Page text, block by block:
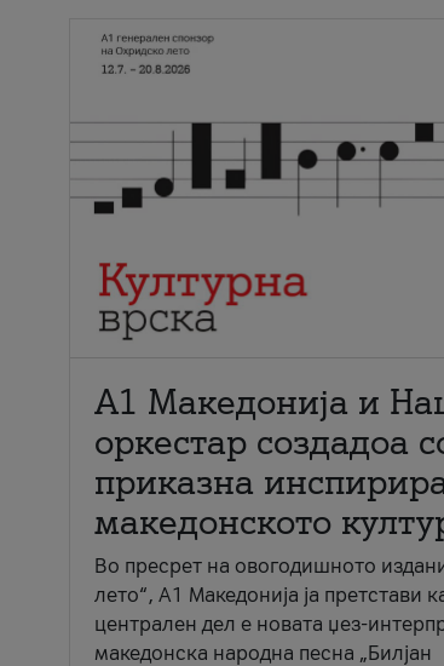
А1 Македонија и
оркестар создадоа
приказна
македонското
Во пресрет на овогодишното
лето“, А1 Македонија ја претстави
централен дел е новата џез-
македонска народна песна „Билјан